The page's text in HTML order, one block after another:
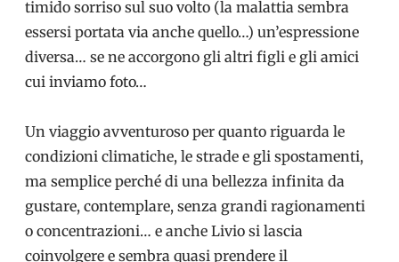
timido sorriso sul suo volto (la malattia sembra
essersi portata via anche quello…) un’espressione
diversa… se ne accorgono gli altri figli e gli amici
cui inviamo foto…
Un viaggio avventuroso per quanto riguarda le
condizioni climatiche, le strade e gli spostamenti,
ma semplice perché di una bellezza infinita da
gustare, contemplare, senza grandi ragionamenti
o concentrazioni… e anche Livio si lascia
coinvolgere e sembra quasi prendere il